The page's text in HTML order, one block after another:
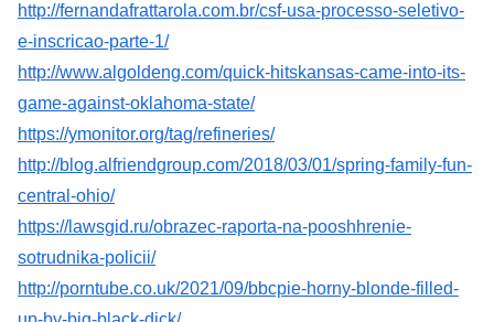
http://fernandafrattarola.com.br/csf-usa-processo-seletivo-
e-inscricao-parte-1/
http://www.algoldeng.com/quick-hitskansas-came-into-its-
game-against-oklahoma-state/
https://ymonitor.org/tag/refineries/
http://blog.alfriendgroup.com/2018/03/01/spring-family-fun-
central-ohio/
https://lawsgid.ru/obrazec-raporta-na-pooshhrenie-
sotrudnika-policii/
http://porntube.co.uk/2021/09/bbcpie-horny-blonde-filled-